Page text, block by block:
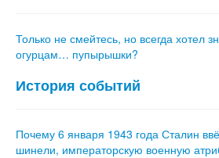
Только не смейтесь, но всегда хотел
огурцам… пупырышки?
История событий
Почему 6 января 1943 года Сталин
шинели, императорскую военную